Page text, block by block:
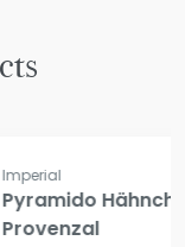
GEFLÜGEL